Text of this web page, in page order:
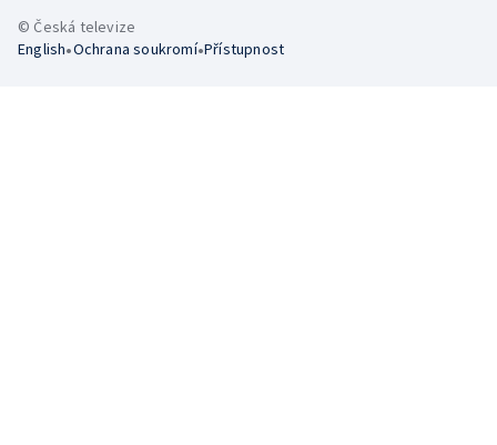
© Česká televize
English•Ochrana soukromí•Přístupnost